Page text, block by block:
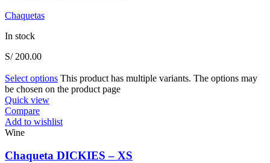
Chaquetas
In stock
S/200.00
Select options This product has multiple variants. The options may
be chosen on the product page
Quick view
Compare
Add to wishlist
Wine
Chaqueta DICKIES – XS